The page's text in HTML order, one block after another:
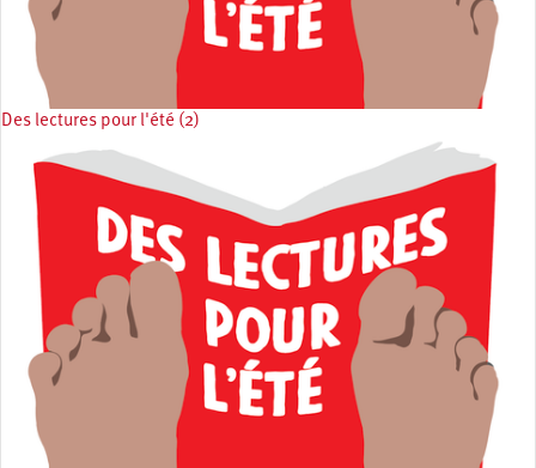
Des lectures pour l'été (2)